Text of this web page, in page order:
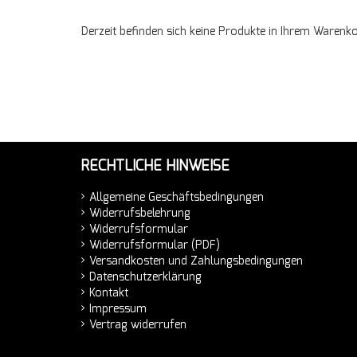
Derzeit befinden sich keine Produkte in Ihrem
RECHTLICHE HINWEISE
Allgemeine Geschäftsbedingungen
Widerrufsbelehrung
Widerrufsformular
Widerrufsformular (PDF)
Versandkosten und Zahlungsbedingungen
Datenschutzerklärung
Kontakt
Impressum
Vertrag widerrufen